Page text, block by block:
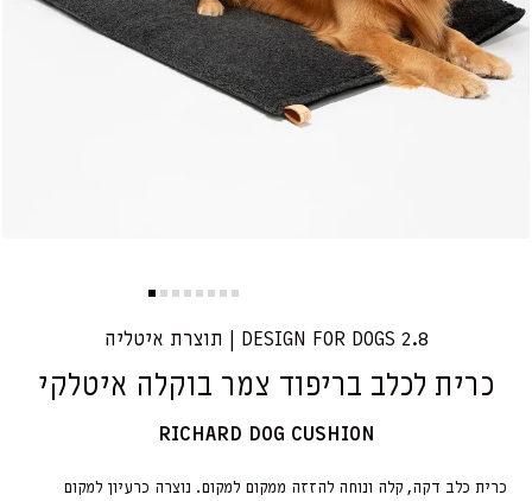
2.8 DESIGN FOR DOGS | תוצרת איטליה
כרית לכלב בריפוד צמר בוקלה איטלקי
RICHARD DOG CUSHION
כרית כלב דקה, קלה ונוחה להזזה ממקום למקום. נוצרה כרעיון למקום